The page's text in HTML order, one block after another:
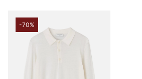
men de samarbejder også med
leverandører, som de udvikler
sammen med. Velklædt mode er
Gennem årene er
og særligt udvalget til mænd. I dag
-70%